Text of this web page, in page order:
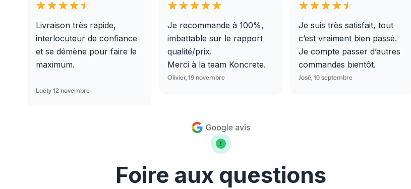
Livraison très rapide,
interlocuteur de confiance
et se démène pour faire le
maximum.
Laëty 12 novembre
Je recommande à 100%,
imbattable sur le rapport
qualité/prix.
Merci à la team Koncrete.
Olivier, 19 novembre
Je suis très satisfait, tout
c’est vraiment bien passé.
Je compte passer d’autres
commandes bientôt.
José, 10 septembre
Foire aux questions